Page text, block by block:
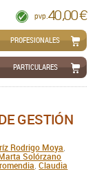
pvp. 40,00 €
QUITARPROFESIONALES
PARTICULARES
GESTIÓN
Rodrigo Moya
Solórzano
,Claudia